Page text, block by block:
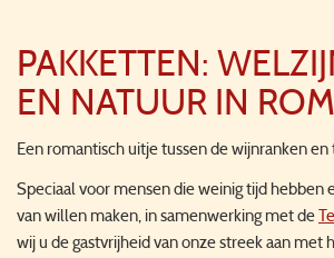
PAKKETTEN:
EN NATUUR IN
Een romantisch uitje tussen de wijnranken
Speciaal voor mensen die weinig tijd hebben
van willen maken, in samenwerking met de
wij u de gastvrijheid van onze streek aan met